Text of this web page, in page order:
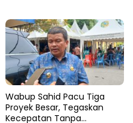
Wabup Sahid Pacu Tiga
Proyek Besar, Tegaskan
Kecepatan Tanpa